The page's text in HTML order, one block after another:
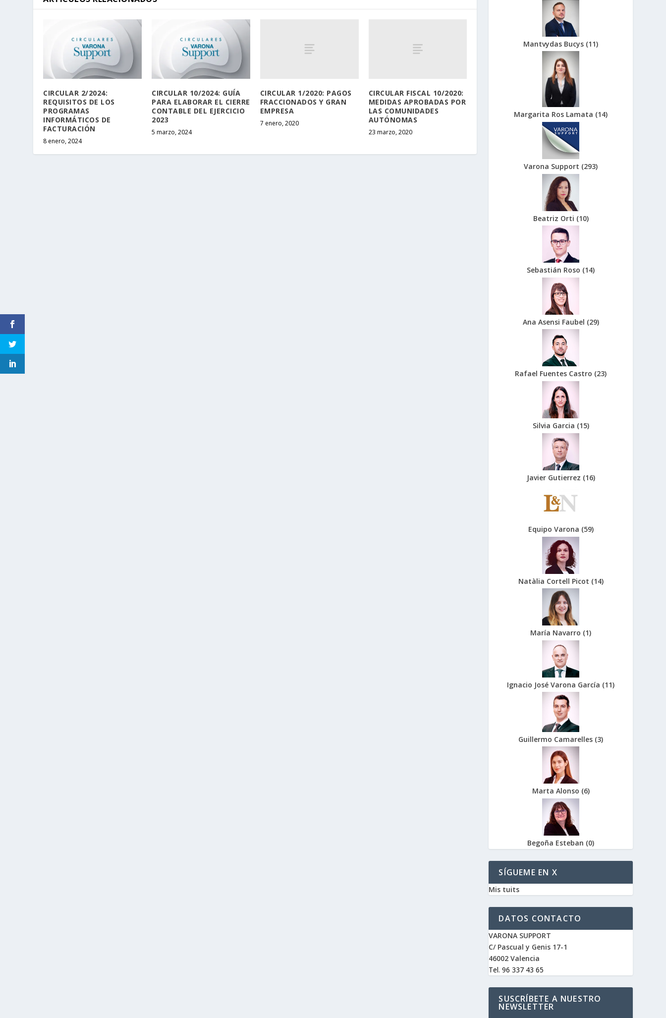
CIRCULAR 2/2024:
REQUISITOS DE LOS
PROGRAMAS
INFORMÁTICOS DE
FACTURACIÓN
8 enero, 2024
CIRCULAR 10/2024: GUÍA
PARA ELABORAR EL CIERRE
CONTABLE DEL EJERCICIO
2023
5 marzo, 2024
CIRCULAR 1/2020: PAGOS
FRACCIONADOS Y GRAN
EMPRESA
7 enero, 2020
CIRCULAR FISCAL 10/2020:
MEDIDAS APROBADAS POR
LAS COMUNIDADES
AUTÓNOMAS
23 marzo, 2020
Mantvydas Bucys (11)
Margarita Ros Lamata (14)
Varona Support (293)
Beatriz Orti (10)
Sebastián Roso (14)
Ana Asensi Faubel (29)
Rafael Fuentes Castro (23)
Silvia Garcia (15)
Javier Gutierrez (16)
Equipo Varona (59)
Natàlia Cortell Picot (14)
María Navarro (1)
Ignacio José Varona García (11)
Guillermo Camarelles (3)
Marta Alonso (6)
Begoña Esteban (0)
SÍGUEME EN X
Mis tuits
DATOS CONTACTO
VARONA SUPPORT
C/ Pascual y Genis 17-1
46002 Valencia
Tel. 96 337 43 65
SUSCRÍBETE A NUESTRO
NEWSLETTER